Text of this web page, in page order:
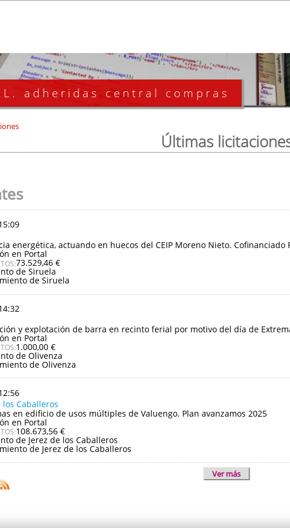
adheridas central compras
Últimas
energética, actuando en huecos del CEIP Moreno Nieto. Cofinanciado
en Portal
73.529,46 €
de Siruela
de Siruela
y explotación de barra en recinto ferial por motivo del día de
en Portal
1.000,00 €
de Olivenza
de Olivenza
los Caballeros
en edificio de usos múltiples de Valuengo. Plan avanzamos 2025
en Portal
108.673,56 €
de Jerez de los Caballeros
de Jerez de los Caballeros
Ver más